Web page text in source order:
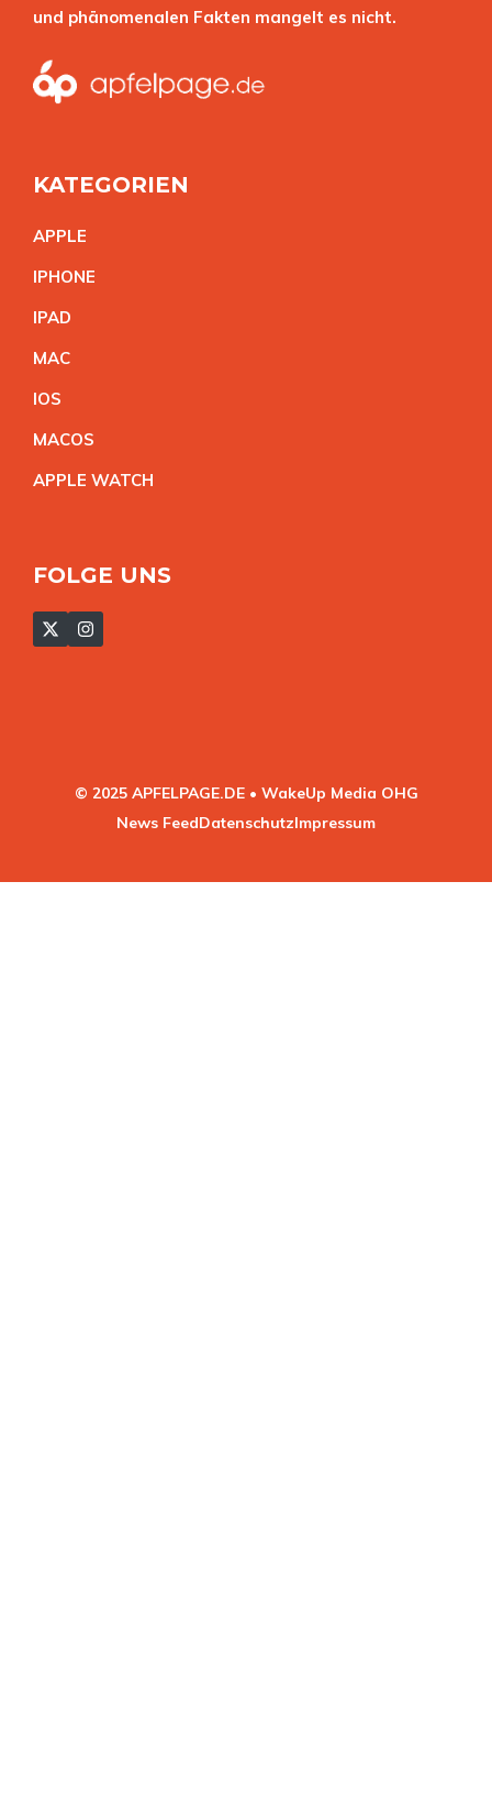
und phänomenalen Fakten mangelt es nicht.
KATEGORIEN
APPLE
IPHONE
IPAD
MAC
IOS
MACOS
APPLE WATCH
FOLGE UNS
© 2025 APFELPAGE.DE • WakeUp Media OHG
News FeedDatenschutzImpressum